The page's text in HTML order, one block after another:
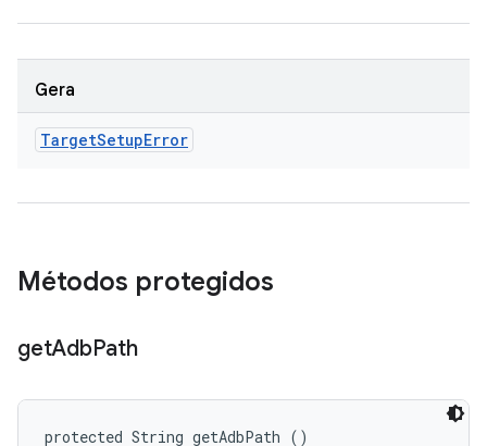
Gera
TargetSetupError
Métodos protegidos
getAdbPath
protected String getAdbPath ()